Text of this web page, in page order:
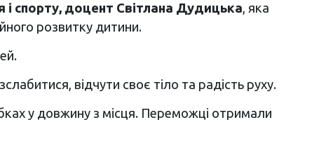
і спорту, доцент Світлана Дудицька, яка
розвитку дитини.
відчути своє тіло та радість руху.
у довжину з місця. Переможці отримали